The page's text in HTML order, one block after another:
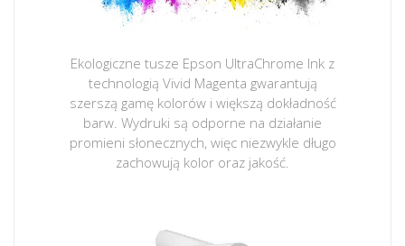
Ekologiczne tusze Epson UltraChrome Ink z
technologią Vivid Magenta gwarantują
szerszą gamę kolorów i większą dokładność
barw. Wydruki są odporne na działanie
promieni słonecznych, więc niezwykle długo
zachowują kolor oraz jakość.